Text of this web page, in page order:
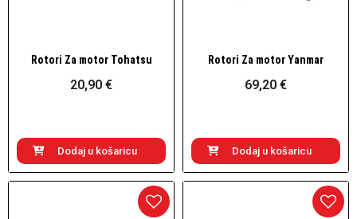
Brzi pogled
Rotori Za motor Tohatsu
20,90 €
Dodaj u košaricu
Brzi pogled
Rotori Za motor Yanmar
69,20 €
Dodaj u košaricu